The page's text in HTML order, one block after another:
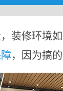
装修环境
，因为搞